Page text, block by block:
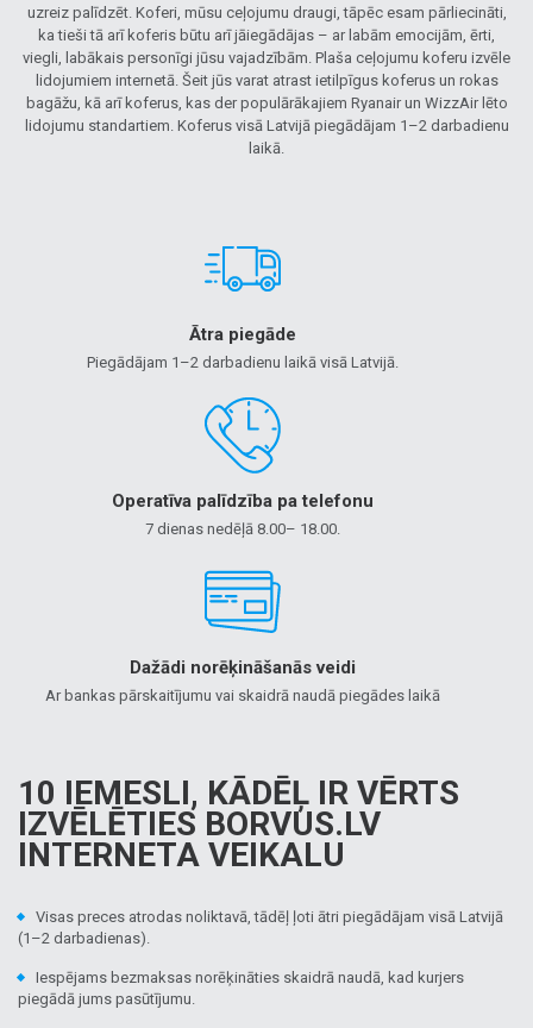
uzreiz palīdzēt. Koferi, mūsu ceļojumu draugi, tāpēc esam pārliecināti,
ka tieši tā arī koferis būtu arī jāiegādājas – ar labām emocijām, ērti,
viegli, labākais personīgi jūsu vajadzībām. Plaša ceļojumu koferu izvēle
lidojumiem internetā. Šeit jūs varat atrast ietilpīgus koferus un rokas
bagāžu, kā arī koferus, kas der populārākajiem Ryanair un WizzAir lēto
lidojumu standartiem. Koferus visā Latvijā piegādājam 1–2 darbadienu
laikā.
Ātra piegāde
Piegādājam 1–2 darbadienu laikā visā Latvijā.
Operatīva palīdzība pa telefonu
7 dienas nedēļā 8.00– 18.00.
Dažādi norēķināšanās veidi
Ar bankas pārskaitījumu vai skaidrā naudā piegādes laikā
10 IEMESLI, KĀDĒĻ IR VĒRTS
IZVĒLĒTIES BORVUS.LV
INTERNETA VEIKALU
Visas preces atrodas noliktavā, tādēļ ļoti ātri piegādājam visā Latvijā
(1–2 darbadienas).
Iespējams bezmaksas norēķināties skaidrā naudā, kad kurjers
piegādā jums pasūtījumu.